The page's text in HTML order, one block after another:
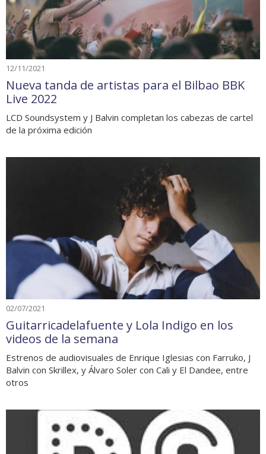
12/11/2021
Nueva tanda de artistas para el Bilbao BBK
Live 2022
LCD Soundsystem y J Balvin completan los cabezas de cartel
de la próxima edición
02/07/2021
Guitarricadelafuente y Lola Indigo en los
videos de la semana
Estrenos de audiovisuales de Enrique Iglesias con Farruko, J
Balvin con Skrillex, y Álvaro Soler con Cali y El Dandee, entre
otros